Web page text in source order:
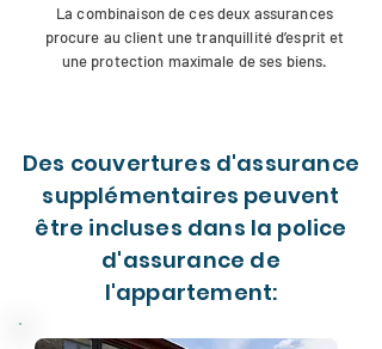
La combinaison de ces deux assurances
procure au client une tranquillité d’esprit et
une protection maximale de ses biens.
Des couvertures d'assurance
supplémentaires peuvent
être incluses dans la police
d'assurance de
l'appartement: